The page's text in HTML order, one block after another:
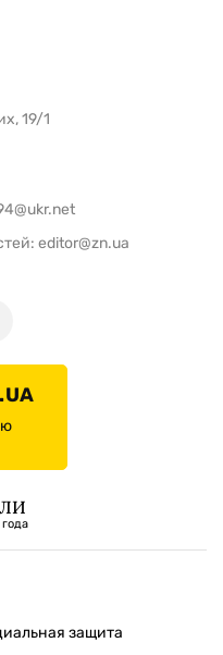
19/1
editor@zn.ua
защита